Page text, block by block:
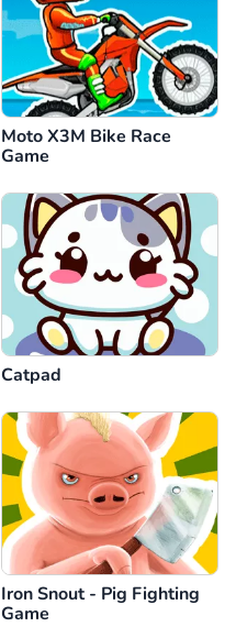
Moto X3M Bike Race
Game
Catpad
Iron Snout - Pig Fighting
Game